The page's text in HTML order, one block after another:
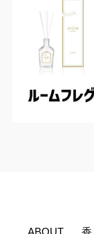
ABOUT 香